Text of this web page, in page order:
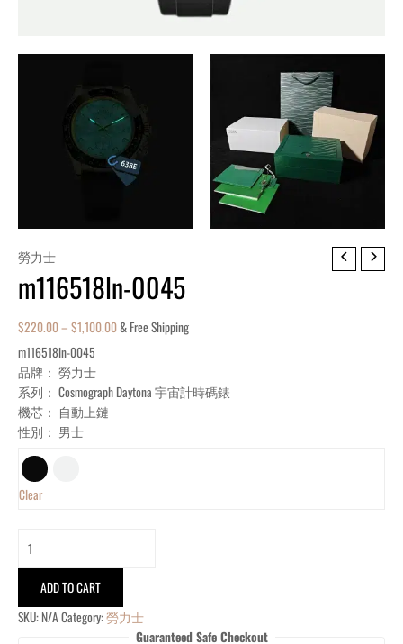
勞力士
m116518ln-0045
$220.00– $1,100.00& Free Shipping
m116518ln-0045
品牌： 勞力士
系列： Cosmograph Daytona 宇宙計時碼錶
機芯： 自動上鏈
性別： 男士
Clear
m116518ln-
0045
quantity
ADD TO CART
SKU: N/ACategory:勞力士
Guaranteed Safe Checkout